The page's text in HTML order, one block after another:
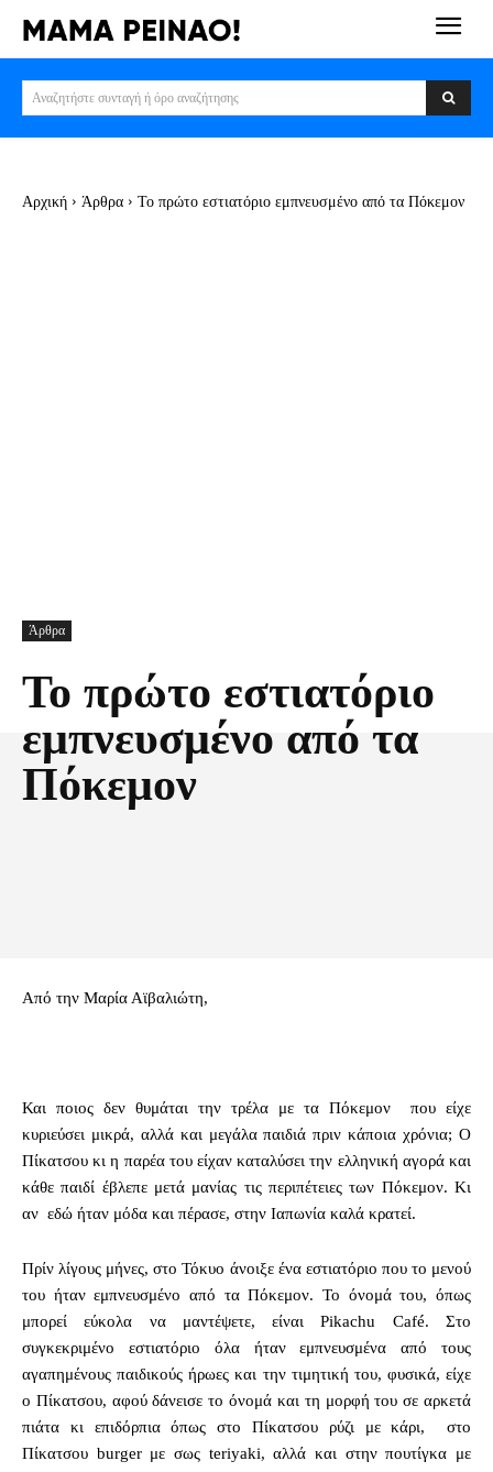
Αναζητήστε συνταγή ή όρο αναζήτησης
Αρχική Άρθρα Το πρώτο εστιατόριο εμπνευσμένο από τα Πόκεμον
Άρθρα
Το πρώτο εστιατόριο
εμπνευσμένο από τα
Πόκεμον
Από την Μαρία Αϊβαλιώτη,
Και ποιος δεν θυμάται την τρέλα με τα Πόκεμον που είχε
κυριεύσει μικρά, αλλά και μεγάλα παιδιά πριν κάποια χρόνια; Ο
Πίκατσου κι η παρέα του είχαν καταλύσει την ελληνική αγορά και
κάθε παιδί έβλεπε μετά μανίας τις περιπέτειες των Πόκεμον. Κι
αν εδώ ήταν μόδα και πέρασε, στην Ιαπωνία καλά κρατεί.
Πρίν λίγους μήνες, στο Τόκυο άνοιξε ένα εστιατόριο που το μενού
του ήταν εμπνευσμένο από τα Πόκεμον. Το όνομά του, όπως
μπορεί εύκολα να μαντέψετε, είναι Pikachu Café. Στο
συγκεκριμένο εστιατόριο όλα ήταν εμπνευσμένα από τους
αγαπημένους παιδικούς ήρωες και την τιμητική του, φυσικά, είχε
ο Πίκατσου, αφού δάνεισε το όνομά και τη μορφή του σε αρκετά
πιάτα κι επιδόρπια όπως στο Πίκατσου ρύζι με κάρι, στο
Πίκατσου burger με σως teriyaki, αλλά και στην πουτίγκα με